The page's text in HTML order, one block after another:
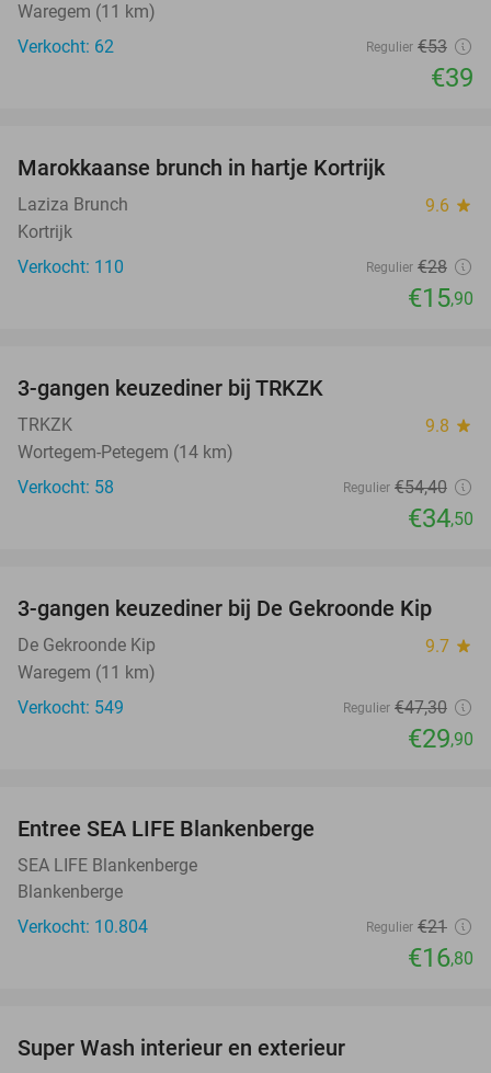
Waregem (11 km)
Verkocht: 62
Regulier €53
€39
Marokkaanse brunch in hartje Kortrijk
Laziza Brunch 9.6 star
Kortrijk
Verkocht: 110
Regulier €28
€15,90
3-gangen keuzediner bij TRKZK
TRKZK 9.8 star
Wortegem-Petegem (14 km)
Verkocht: 58
Regulier €54,40
€34,50
37%
3-gangen keuzediner bij De Gekroonde Kip
De Gekroonde Kip 9.7 star
Waregem (11 km)
Verkocht: 549
Regulier €47,30
€29,90
Entree SEA LIFE Blankenberge
SEA LIFE Blankenberge
Blankenberge
Verkocht: 10.804
Regulier €21
€16,80
Super Wash interieur en exterieur